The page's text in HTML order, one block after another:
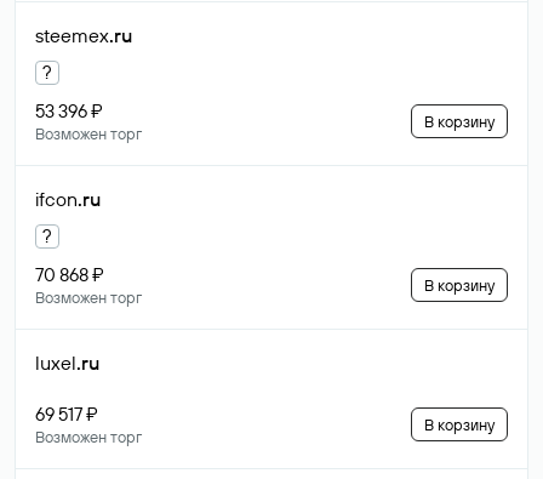
steemex.ru
?
53 396 ₽
Возможен торг
В корзину
ifcon.ru
?
70 868 ₽
Возможен торг
В корзину
luxel.ru
69 517 ₽
Возможен торг
В корзину